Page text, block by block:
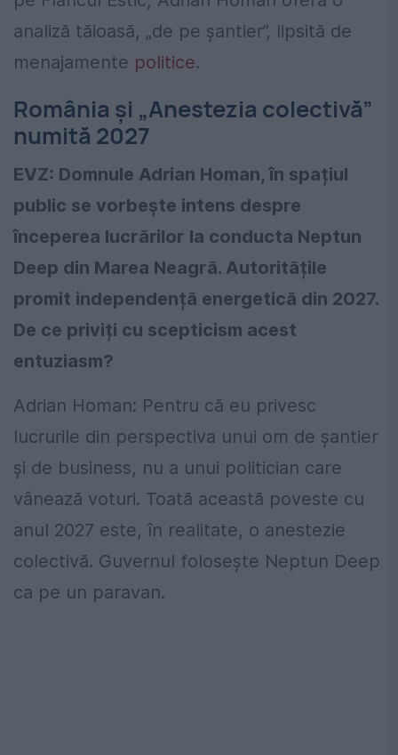
analiză tăioasă, „de pe șantier”, lipsită de
menajamente politice.
România și „Anestezia colectivă”
numită 2027
EVZ: Domnule Adrian Homan, în spațiul
public se vorbește intens despre
începerea lucrărilor la conducta Neptun
Deep din Marea Neagră. Autoritățile
promit independență energetică din 2027.
De ce priviți cu scepticism acest
entuziasm?
Adrian Homan: Pentru că eu privesc
lucrurile din perspectiva unui om de șantier
și de business, nu a unui politician care
vânează voturi. Toată această poveste cu
anul 2027 este, în realitate, o anestezie
colectivă. Guvernul folosește Neptun Deep
ca pe un paravan.